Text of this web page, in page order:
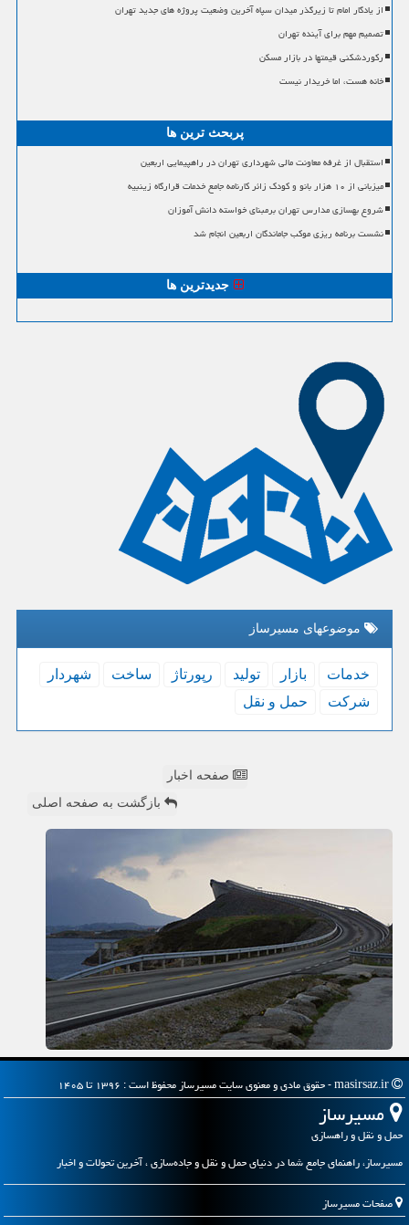
از یادگار امام تا زیرگذر میدان سپاه آخرین وضعیت پروژه های جدید تهران
تصمیم مهم برای آینده تهران
رکوردشکنی قیمتها در بازار مسکن
خانه هست، اما خریدار نیست
پربحث ترین ها
استقبال از غرفه معاونت مالی شهرداری تهران در راهپیمایی اربعین
میزبانی از ۱۰ هزار بانو و کودک زائر کارنامه جامع خدمات قرارگاه زینبیه
شروع بهسازی مدارس تهران برمبنای خواسته دانش آموزان
نشست برنامه ریزی موکب جاماندگان اربعین انجام شد
جدیدترین ها
موضوعهای مسیرساز
خدمات بازار تولید رپورتاژ ساخت
شهردار
شركت
حمل و نقل
صفحه اخبار
بازگشت به صفحه اصلی
مسیرساز
حمل و نقل و راهسازی
مسیرساز، راهنمای جامع شما در دنیای حمل و نقل و جاده‌سازی ، آخرین تحولات و اخبار
صفحات مسیرساز